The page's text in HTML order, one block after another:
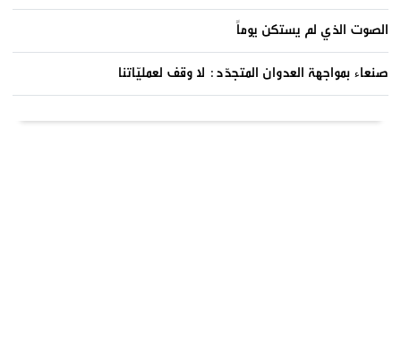
الصوت الذي لم يستكن يوماً
صنعاء بمواجهة العدوان المتجدّد: لا وقف لعمليّاتنا